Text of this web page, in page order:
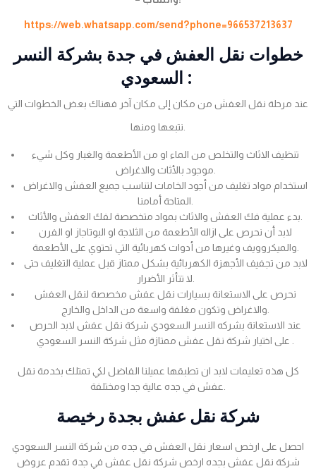
https://web.whatsapp.com/send?phone=966537213637
خطوات نقل العفش في جدة بشركة النسر
السعودي :
عند مرحلة نقل العفش من مكان إلى مكان آخر فهناك بعض الخطوات التي
نتبعها ومنها.
تنظيف الاثاث والتخلص من الماء او من الأطعمة والغبار وكل شيء
موجود بالأثاث والاغراض.
استخدام مواد تغليف من أجود الخامات لتناسب جميع العفش والاغراض
المتاحة أمامنا.
بدء عملية فك العفش والاثاث بمواد متخصصة لفك العفش والأثاث.
لابد أن نحرص على ازاله الأطعمة من الثلاجة او البوتاجاز او الفرن
والميكروويف وغيرها من أدوات كهربائية التي تحتوي على الأطعمة.
لابد من تجفيف الأجهزة الكهربائية بشكل ممتاز قبل عملية التغليف حتى
لا تتأثر الأضرار.
نحرص على الاستعانة بسيارات نقل عفش مخصصة لنقل العفش
والاغراض وتكون مغلفة واسعة من الداخل والخارج.
عند الاستعانة بشركه النسر السعودي شركة نقل عفش لابد الحرص
على اختيار شركة نقل عفش ممتازة مثل شركة النسر السعودي .
كل هذه تعليمات لابد ان تطبقها عميلنا الفاضل لكي تمتلك بخدمة نقل
عفش في جده عالية جدا ومختلفة.
شركة نقل عفش بجدة رخيصة
احصل على ارخص اسعار نقل العفش في جده من شركة النسر السعودي
شركة نقل عفش بجده ارخص شركة نقل عفش في جدة تقدم عروض